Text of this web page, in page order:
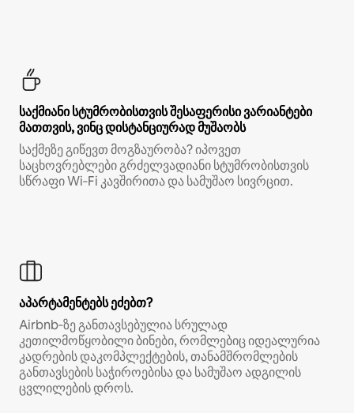
საქმიანი სტუმრობისთვის შესაფერისი ვარიანტები
მათთვის, ვინც დისტანციურად მუშაობს
საქმეზე გიწევთ მოგზაურობა? იპოვეთ
საცხოვრებლები გრძელვადიანი სტუმრობისთვის
სწრაფი Wi‑Fi კავშირითა და სამუშაო სივრცით.
აპარტამენტებს ეძებთ?
Airbnb‑ზე განთავსებულია სრულად
კეთილმოწყობილი ბინები, რომლებიც იდეალურია
კადრების დაკომპლექტების, თანამშრომლების
განთავსების საჭიროებისა და სამუშაო ადგილის
ცვლილების დროს.